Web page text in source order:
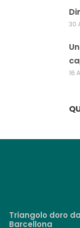
30
16
Triangolo doro da
Barcellona